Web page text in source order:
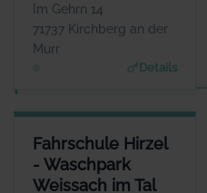
Im Gehrn 14
71737 Kirchberg an der
Murr
Details
F
Fahrschule Hirzel
- Waschpark
Weissach im Tal
FAHRSCHULE HIRZEL -